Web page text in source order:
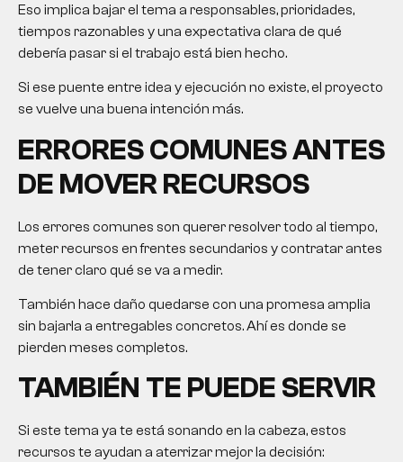
Eso implica bajar el tema a responsables, prioridades,
tiempos razonables y una expectativa clara de qué
debería pasar si el trabajo está bien hecho.
Si ese puente entre idea y ejecución no existe, el proyecto
se vuelve una buena intención más.
ERRORES COMUNES ANTES
DE MOVER RECURSOS
Los errores comunes son querer resolver todo al tiempo,
meter recursos en frentes secundarios y contratar antes
de tener claro qué se va a medir.
También hace daño quedarse con una promesa amplia
sin bajarla a entregables concretos. Ahí es donde se
pierden meses completos.
TAMBIÉN TE PUEDE SERVIR
Si este tema ya te está sonando en la cabeza, estos
recursos te ayudan a aterrizar mejor la decisión: